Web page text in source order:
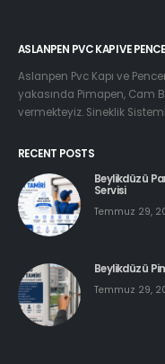
ASLANPEN PVC KAPI VE
Aslanpen Pvc Kapı ve
yakasında Pimapen, Cam
vermekteyiz. Sineklik
RECENT POSTS
Beylikdüzü
Servisi
Temmuz 29,
Beylikdüzü
Temmuz 29,